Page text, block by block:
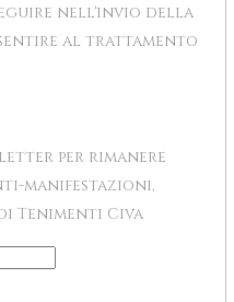
nell'invio della
al trattamento
per rimanere
manifestazioni,
Tenimenti Civa